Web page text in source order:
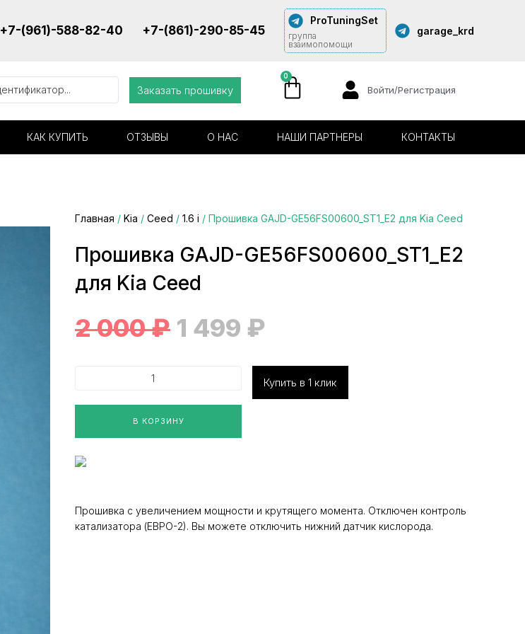
+7-(961)-588-82-40 +7-(861)-290-85-45
ProTuningSet
группа
взаимопомощи
garage_krd
Заказать прошивку
0
Войти/Регистрация
КАК КУПИТЬ ОТЗЫВЫ О НАС НАШИ ПАРТНЕРЫ КОНТАКТЫ
Главная / Kia / Ceed / 1.6 i / Прошивка GAJD-GE56FS00600_ST1_E2 для Kia Ceed
Прошивка GAJD-GE56FS00600_ST1_E2
для Kia Ceed
2 000₽ 1 499 ₽
В КОРЗИНУ
Купить в 1 клик
Прошивка с увеличением мощности и крутящего момента. Отключен контроль
катализатора (ЕВРО-2). Вы можете отключить нижний датчик кислорода.